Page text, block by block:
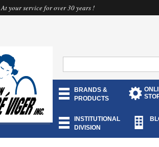
At your service for over 30 years !
BRANDS &
PRODUCTS
INSTITUTIONAL
DIVISION